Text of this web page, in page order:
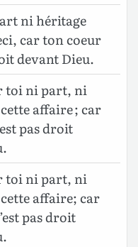
ni héritage
car ton coeur
devant Dieu.
toi ni part, ni
affaire ; car
pas droit
toi ni part, ni
affaire; car
pas droit